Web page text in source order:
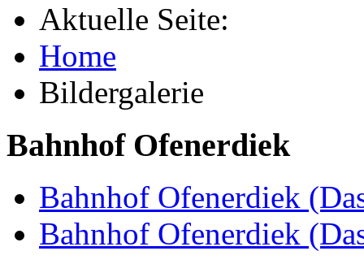
Aktuelle Seite:
Home
Bildergalerie
Bahnhof Ofenerdiek
Bahnhof Ofenerdiek
Bahnhof Ofenerdiek